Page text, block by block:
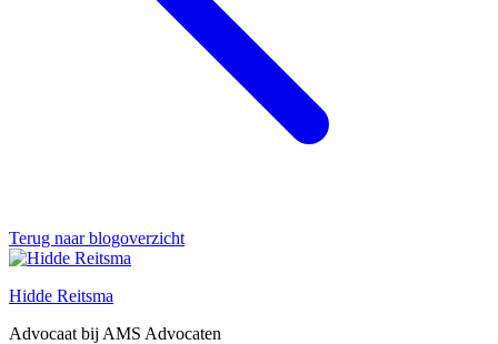
Terug naar blogoverzicht
Hidde Reitsma
Advocaat bij AMS Advocaten